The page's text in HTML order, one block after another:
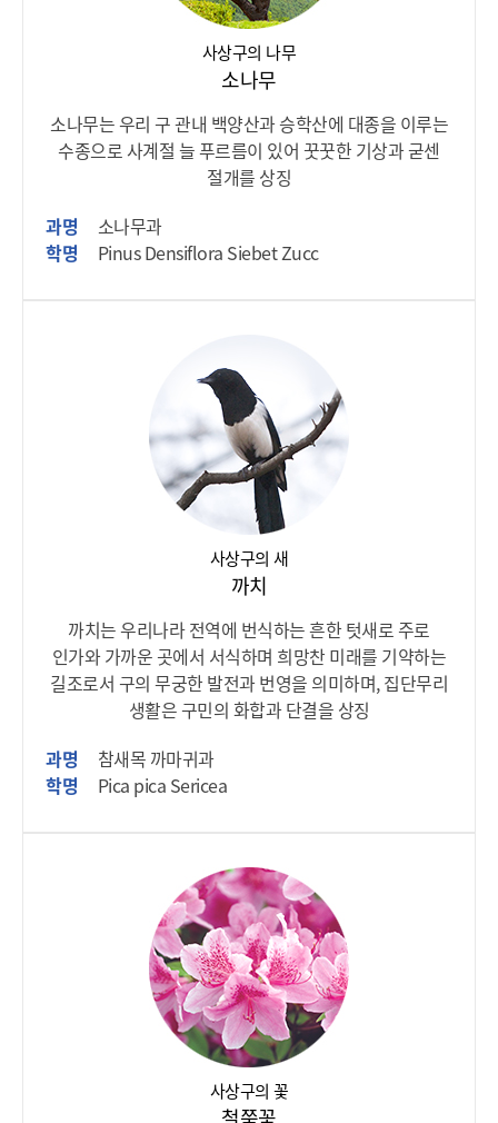
사상구의 나무
소나무
소나무는 우리 구 관내 백양산과 승학산에 대종을 이루는
수종으로 사계절 늘 푸르름이 있어 꿋꿋한 기상과 굳센
절개를 상징
과명
소나무과
학명
Pinus Densiflora Siebet Zucc
사상구의 새
까치
까치는 우리나라 전역에 번식하는 흔한 텃새로 주로
인가와 가까운 곳에서 서식하며 희망찬 미래를 기약하는
길조로서 구의 무궁한 발전과 번영을 의미하며, 집단무리
생활은 구민의 화합과 단결을 상징
과명
참새목 까마귀과
학명
Pica pica Sericea
사상구의 꽃